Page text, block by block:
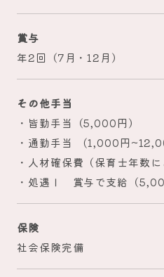
賞与
年2回（7月・12月）
その他手当
・皆勤手当（5,000円）
・通勤手当 (1,000円
・人材確保費（保育士年数に
・処遇Ⅰ 賞与で支給（
保険
社会保険完備